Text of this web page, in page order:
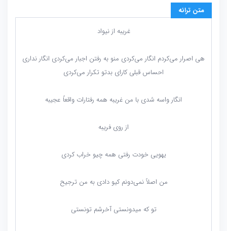
متن ترانه
غریبه از نیواد
هی اصرار می‌کردم انگار می‌کردی منو به رفتن اجبار می‌کردی انگار نداری
احساس قبلی کارای بدتو تکرار می‌کردی
انگار واسه شدی با من غریبه همه رفتارات واقعاً عجیبه
از روی فریبه
یهویی خودت رفتی همه‌ چیو خراب کردی
من اصلاً نمی‌دونم کیو دادی به من ترجیح
تو که میدونستی آخرشم تونستی